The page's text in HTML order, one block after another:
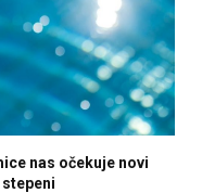
nas očekuje novi